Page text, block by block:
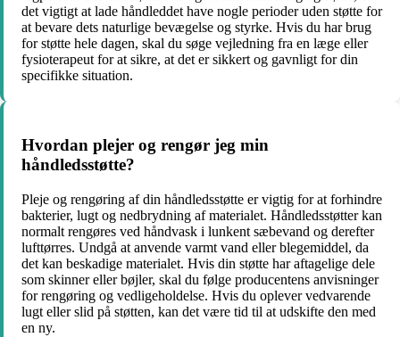
det vigtigt at lade håndleddet have nogle perioder uden støtte for
at bevare dets naturlige bevægelse og styrke. Hvis du har brug
for støtte hele dagen, skal du søge vejledning fra en læge eller
fysioterapeut for at sikre, at det er sikkert og gavnligt for din
specifikke situation.
Hvordan plejer og rengør jeg min
håndledsstøtte?
Pleje og rengøring af din håndledsstøtte er vigtig for at forhindre
bakterier, lugt og nedbrydning af materialet. Håndledsstøtter kan
normalt rengøres ved håndvask i lunkent sæbevand og derefter
lufttørres. Undgå at anvende varmt vand eller blegemiddel, da
det kan beskadige materialet. Hvis din støtte har aftagelige dele
som skinner eller bøjler, skal du følge producentens anvisninger
for rengøring og vedligeholdelse. Hvis du oplever vedvarende
lugt eller slid på støtten, kan det være tid til at udskifte den med
en ny.